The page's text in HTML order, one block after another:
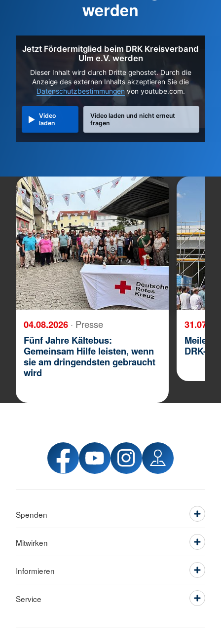
werden
Jetzt Fördermitglied beim DRK Kreisverband
Ulm e.V. werden
Dieser Inhalt wird durch Dritte gehostet. Durch die
Anzeige des externen Inhalts akzeptieren Sie die
Datenschutzbestimmungen von youtube.com.
Video
laden
Video laden und nicht erneut
fragen
04.08.2026 · Presse
Fünf Jahre Kältebus:
Gemeinsam Hilfe leisten, wenn
sie am dringendsten gebraucht
wird
DRK-
Spenden
Mitwirken
Informieren
Service